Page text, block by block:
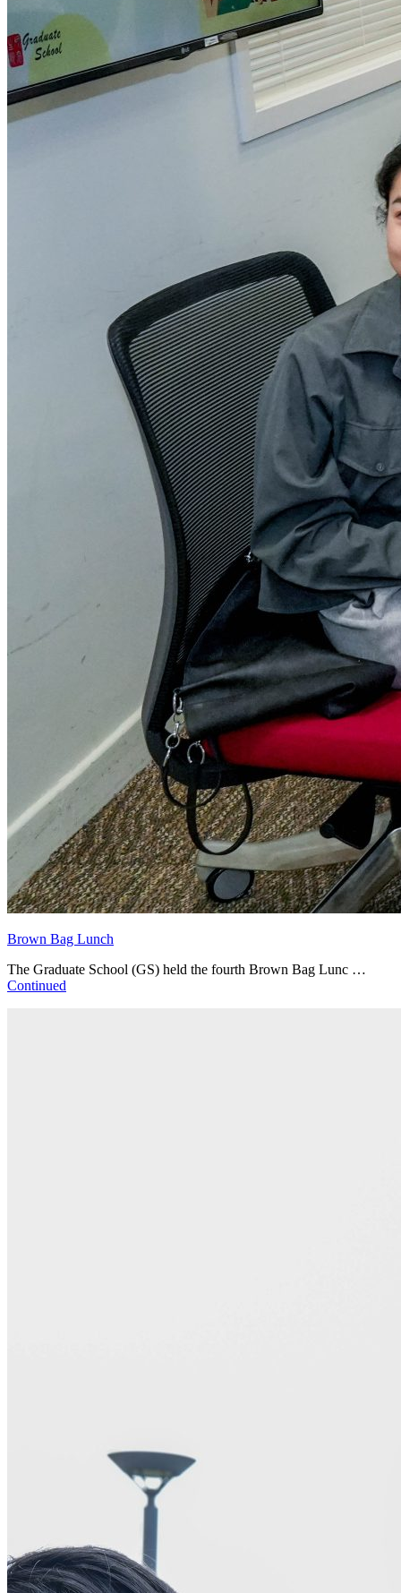
Brown Bag Lunch
The Graduate School (GS) held the fourth Brown Bag Lunc …
Continued